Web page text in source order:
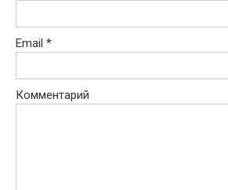
Email *
Комментарий